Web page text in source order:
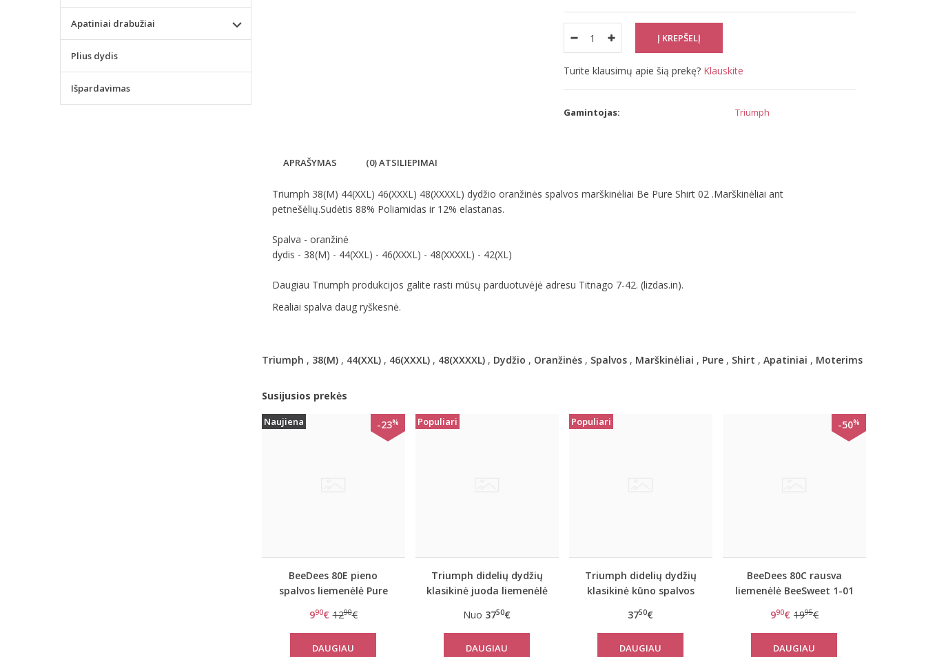
Turite klausimų apie šią prekę? Klauskite
Gamintojas: Triumph
APRAŠYMAS (0) ATSILIEPIMAI
Triumph 38(M) 44(XXL) 46(XXXL) 48(XXXXL) dydžio oranžinės spalvos marškinėliai Be Pure Shirt 02 .Marškinėliai ant
petnešėlių.Sudėtis 88% Poliamidas ir 12% elastanas.
Spalva - oranžinė
dydis - 38(M) - 44(XXL) - 46(XXXL) - 48(XXXXL) - 42(XL)
Daugiau Triumph produkcijos galite rasti mūsų parduotuvėjė adresu Titnago 7-42. (lizdas.in).
Realiai spalva daug ryškesnė.
Triumph , 38(M), 44(XXL), 46(XXXL), 48(XXXXL), Dydžio , Oranžinės, Spalvos, Marškinėliai , Pure, Shirt , Apatiniai , Moterims
Susijusios prekės
Naujiena -23%
BeeDees 80E pieno
spalvos liemenėlė Pure
990€ 1290€
DAUGIAU
Populiari
Triumph didelių dydžių
klasikinė juoda liemenėlė
Nuo 3750€
DAUGIAU
Populiari
Triumph didelių dydžių
klasikinė kūno spalvos
3750€
DAUGIAU
-50%
BeeDees 80C rausva
liemenėlė BeeSweet 1-01
990€ 1995€
DAUGIAU
Apatiniai drabužiai
Plius dydis
Išpardavimas